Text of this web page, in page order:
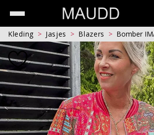
Kleding Jasjes Blazers Bomber